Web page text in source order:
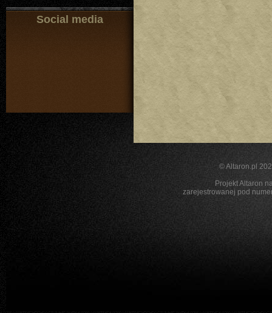
Social media
©Altaron.pl
Projekt Altaron
zarejestrowanej pod